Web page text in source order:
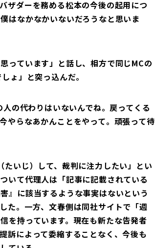
ザダーを務める松本の今後の起用につ
はなかなかいないだろうなと思いま
っています」と話し、相方で同じMCの
ょ」と突っ込んだ。
の代わりはいないんでね。戻ってくる
やらなあかんことをやって。頑張って待
いじ）して、裁判に注力したい」とい
いて代理人は「記事に記載されている
』に該当するような事実はないという
た。一方、文春側は同社サイトで「週
を持っています。現在も新たな告発者
訴によって委縮することなく、今後も